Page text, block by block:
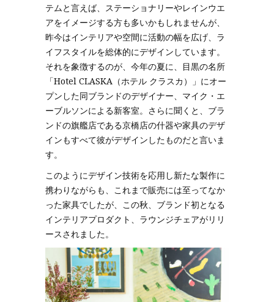
テムと言えば、ステーショナリーやレインウエ
アをイメージする方も多いかもしれませんが、
昨今はインテリアや空間に活動の幅を広げ、ラ
イフスタイルを総体的にデザインしています。
それを象徴するのが、今年の夏に、目黒の名所
「Hotel CLASKA（ホテル クラスカ）」にオー
プンした同ブランドのデザイナー、マイク・エ
ーブルソンによる新客室。さらに聞くと、ブラ
ンドの旗艦店である京橋店の什器や家具のデザ
インもすべて彼がデザインしたものだと言いま
す。
このようにデザイン技術を応用し新たな製作に
携わりながらも、これまで販売には至ってなか
った家具でしたが、この秋、ブランド初となる
インテリアプロダクト、ラウンジチェアがリリ
ースされました。